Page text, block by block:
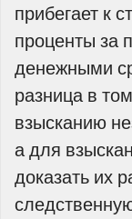
прибегает к
проценты за
денежными
разница в
взысканию
а для
доказать их